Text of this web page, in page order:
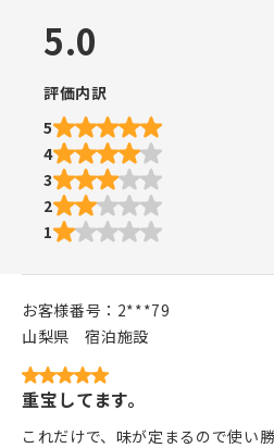
5.0
評価内訳
5
4
3
2
1
お客様番号： 2***79
山梨県
宿泊施設
重宝してます。
これだけで、味が定まるので使い